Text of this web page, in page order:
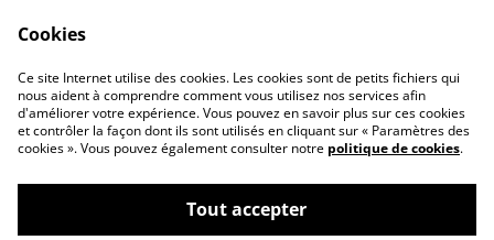
Politique de
confidentialité
Politique de cookies
Cookies
Ce site Internet utilise des cookies. Les cookies sont de petits fichiers qui
nous aident à comprendre comment vous utilisez nos services afin
d'améliorer votre expérience. Vous pouvez en savoir plus sur ces cookies
et contrôler la façon dont ils sont utilisés en cliquant sur « Paramètres des
cookies ». Vous pouvez également consulter notre politique de cookies.
Tout accepter